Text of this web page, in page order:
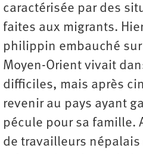
caractérisée par des
faites aux migrants.
philippin embauché
Moyen-Orient vivait
difficiles, mais après
revenir au pays ayant
pécule pour sa famille.
de travailleurs népalais